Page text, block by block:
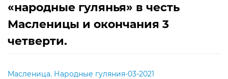
«народные гулянья» в честь
Масленицы и окончания 3
четверти.
Масленица. Народные гуляния-03-2021